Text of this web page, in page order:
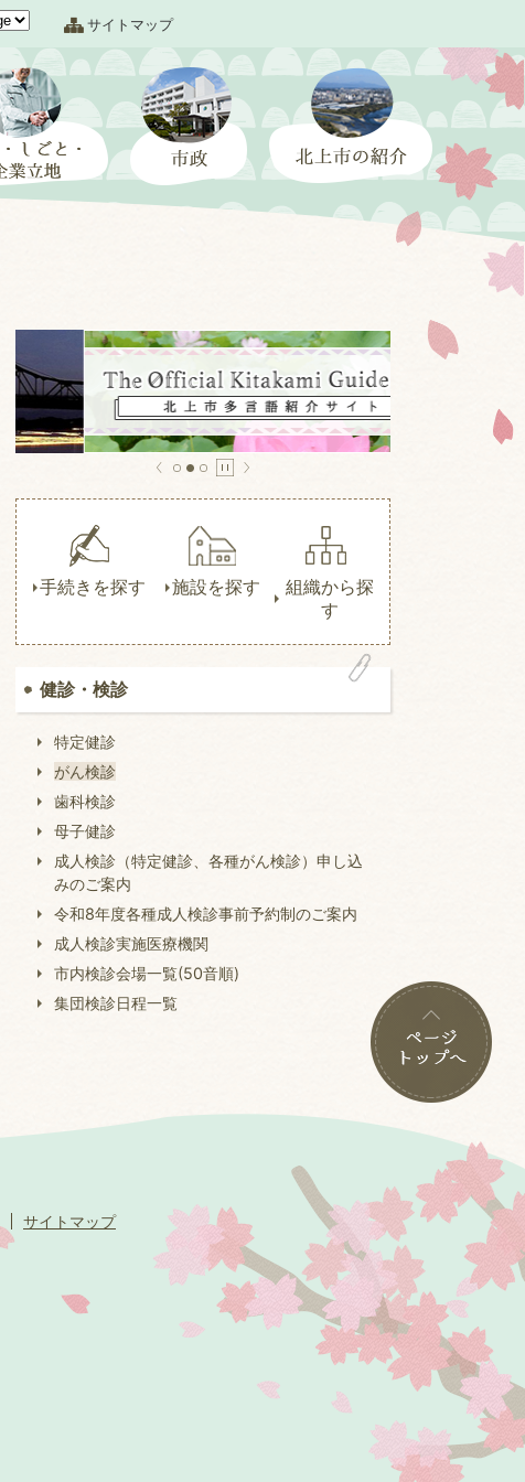
サイトマップ
手続きを探す 施設を探す
組織から探
す
健診・検診
特定健診
がん検診
歯科検診
母子健診
成人検診（特定健診、各種がん検診）申し込
みのご案内
令和8年度各種成人検診事前予約制のご案内
成人検診実施医療機関
市内検診会場一覧(50音順)
集団検診日程一覧
サイトマップ